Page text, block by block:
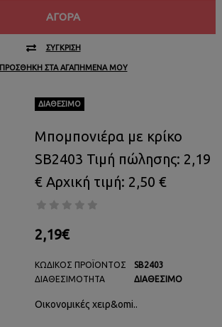
ΑΓΟΡΆ
ΣΎΓΚΡΙΣΗ
ΠΡΟΣΘΉΚΗ ΣΤΑ ΑΓΑΠΗΜΈΝΑ ΜΟΥ
ΔΙΑΘΈΣΙΜΟ
Μπομπονιέρα με κρίκο
SB2403 Τιμή πώλησης: 2,19
€ Αρχική τιμή: 2,50 €
2,19€
ΚΩΔΙΚΌΣ ΠΡΟΪΌΝΤΟΣ
ΔΙΑΘΕΣΙΜΌΤΗΤΑ
SB2403
ΔΙΑΘΈΣΙΜΟ
Οικονομικές χειρ&omi..